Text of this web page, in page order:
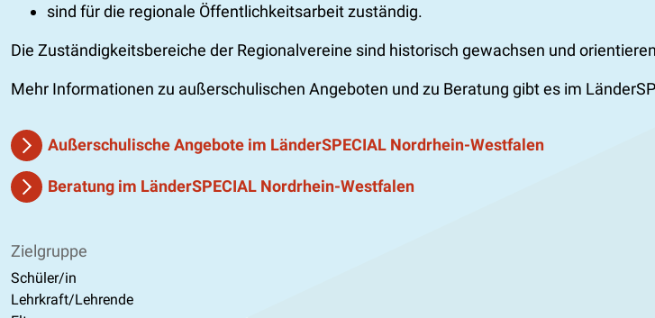
sind für die regionale Öffentlichkeitsarbeit zuständig.
Die Zuständigkeitsbereiche der Regionalvereine sind historisch gewachsen und
Mehr Informationen zu außerschulischen Angeboten und zu Beratung gibt es im
Außerschulische Angebote im LänderSPECIAL Nordrhein-Westfalen
Beratung im LänderSPECIAL Nordrhein-Westfalen
Zielgruppe
Schüler/in
Lehrkraft/Lehrende